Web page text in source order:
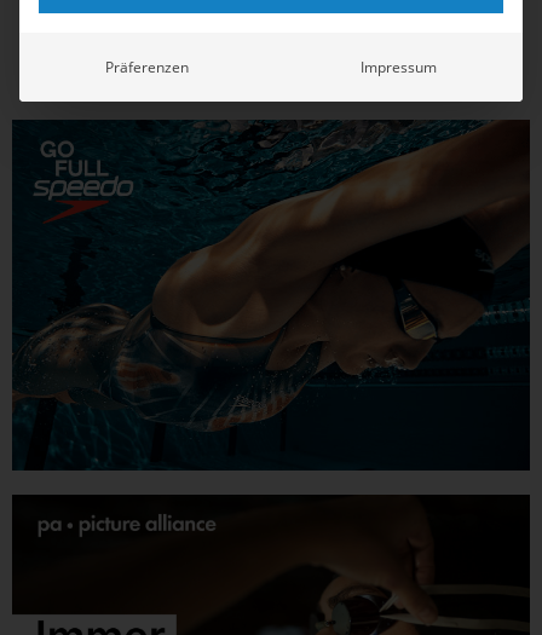
der Vorsprung von Superstar Léon Marchand trotz eines
Präferenzen Impressum